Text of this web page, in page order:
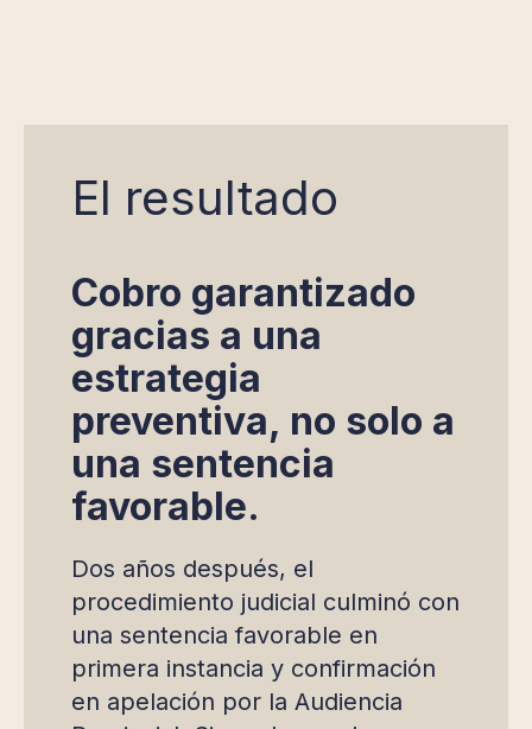
El resultado
Cobro garantizado
gracias a una
estrategia
preventiva, no solo a
una sentencia
favorable.
Dos años después, el
procedimiento judicial culminó con
una sentencia favorable en
primera instancia y confirmación
en apelación por la Audiencia